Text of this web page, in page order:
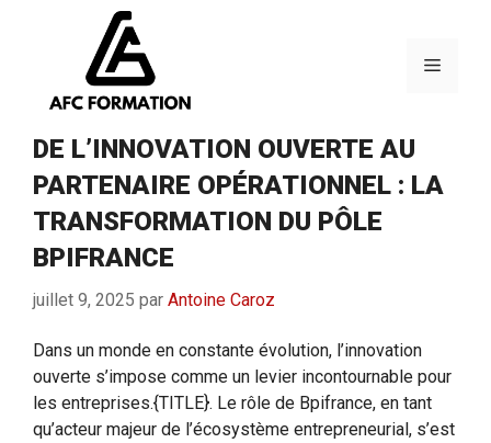
Menu
DE L’INNOVATION OUVERTE AU
PARTENAIRE OPÉRATIONNEL : LA
TRANSFORMATION DU PÔLE
BPIFRANCE
juillet 9, 2025 par Antoine Caroz
Dans un monde en constante évolution, l’innovation
ouverte s’impose comme un levier incontournable pour
les entreprises.{TITLE}. Le rôle de Bpifrance, en tant
qu’acteur majeur de l’écosystème entrepreneurial, s’est